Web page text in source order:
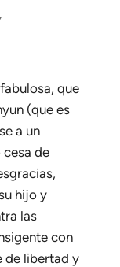
que
(que es
a un
cesa de
hijo y
las
con
de libertad y